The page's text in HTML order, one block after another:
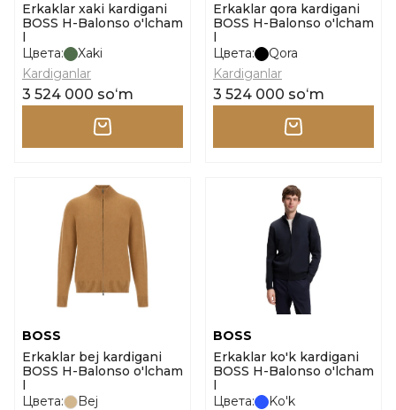
Erkaklar xaki kardigani
BOSS H-Balonso o'lcham
l
Цвета:
Xaki
Kardiganlar
3 524 000 soʻm
Erkaklar qora kardigani
BOSS H-Balonso o'lcham
l
Цвета:
Qora
Kardiganlar
3 524 000 soʻm
BOSS
Erkaklar bej kardigani
BOSS H-Balonso o'lcham
l
Цвета:
Bej
BOSS
Erkaklar ko'k kardigani
BOSS H-Balonso o'lcham
l
Цвета:
Ko'k